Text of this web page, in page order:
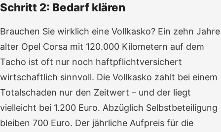
Schritt 2: Bedarf klären
Brauchen Sie wirklich eine Vollkasko? Ein zehn Jahre
alter Opel Corsa mit 120.000 Kilometern auf dem
Tacho ist oft nur noch haftpflichtversichert
wirtschaftlich sinnvoll. Die Vollkasko zahlt bei einem
Totalschaden nur den Zeitwert – und der liegt
vielleicht bei 1.200 Euro. Abzüglich Selbstbeteiligung
bleiben 700 Euro. Der jährliche Aufpreis für die